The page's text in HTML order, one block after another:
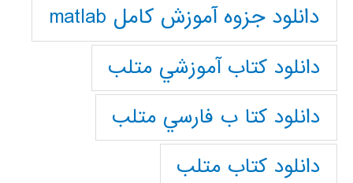
دانلود جزوه آموزش کامل matlab
دانلود كتاب آموزشي متلب
دانلود كتا ب فارسي متلب
دانلود كتاب متلب